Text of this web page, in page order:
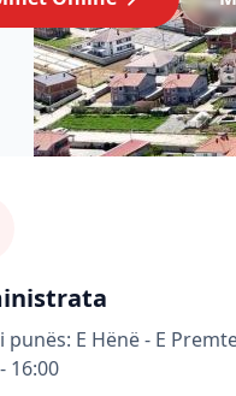
punës: E Hënë - E
16:00